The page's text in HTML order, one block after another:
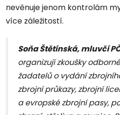
nevěnuje jenom kontrolám
více záležitostí.
Soňa Štětínská, mluvčí
organizují zkoušky
žadatelů o vydání
zbrojní průkazy, zbrojní
a evropské zbrojní pasy,